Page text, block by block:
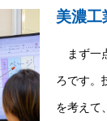
美濃工
まず一
ろです。
を考えて